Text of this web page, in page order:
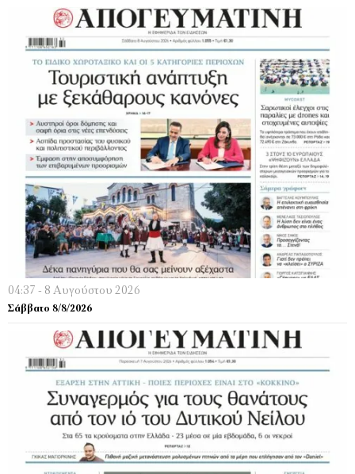
04:37 - 8 Αυγούστου 2026
Σάββατο 8/8/2026